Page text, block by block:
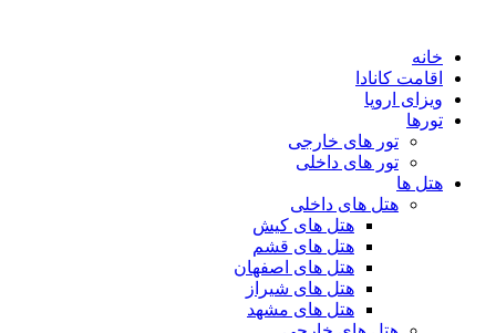
خانه
اقامت کانادا
ویزای اروپا
تورها
تور های خارجی
تور های داخلی
هتل ها
هتل های داخلی
هتل های کیش
هتل های قشم
هتل های اصفهان
هتل های شیراز
هتل های مشهد